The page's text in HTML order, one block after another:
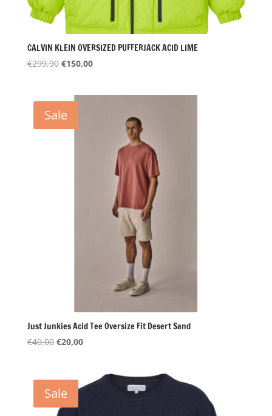
CALVIN KLEIN OVERSIZED PUFFERJACK ACID LIME
€299,90 Oorspronkelijke
€299,90.
€150,00Huidige
Sale
Just Junkies Acid Tee Oversize Fit Desert Sand
€40,00 Oorspronkelijke
€40,00.
€20,00Huidige
€20,00.
Sale